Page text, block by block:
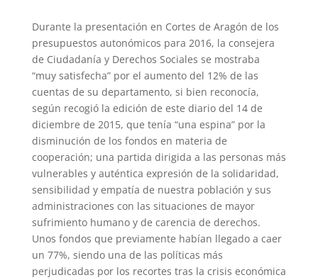
Durante la presentación en Cortes de Aragón de los
presupuestos autonómicos para 2016, la consejera
de Ciudadanía y Derechos Sociales se mostraba
“muy satisfecha” por el aumento del 12% de las
cuentas de su departamento, si bien reconocía,
según recogió la edición de este diario del 14 de
diciembre de 2015, que tenía “una espina” por la
disminución de los fondos en materia de
cooperación; una partida dirigida a las personas más
vulnerables y auténtica expresión de la solidaridad,
sensibilidad y empatía de nuestra población y sus
administraciones con las situaciones de mayor
sufrimiento humano y de carencia de derechos.
Unos fondos que previamente habían llegado a caer
un 77%, siendo una de las políticas más
perjudicadas por los recortes tras la crisis económica